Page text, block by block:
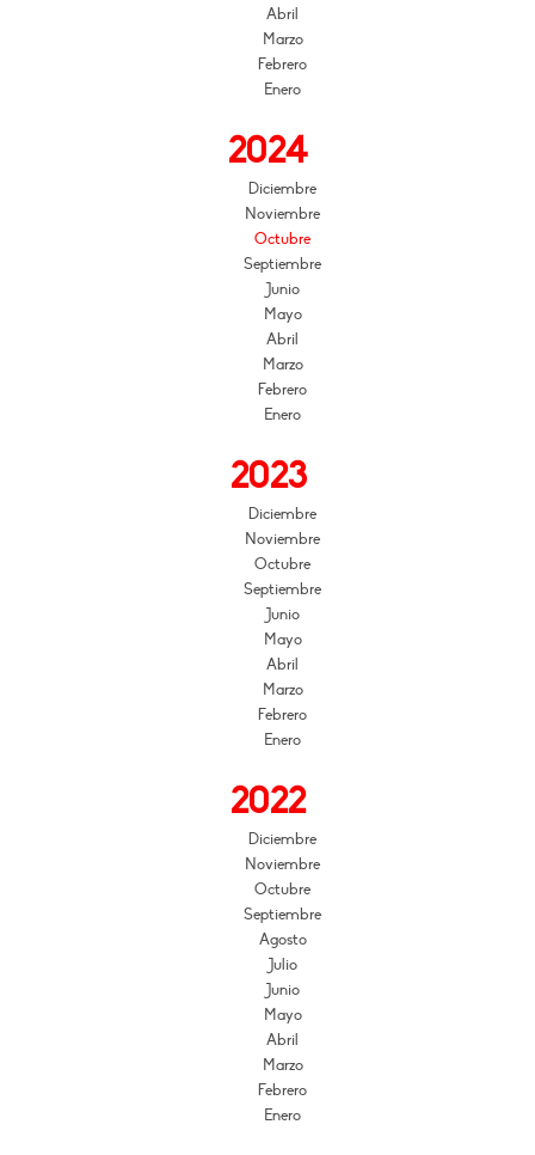
Abril
Marzo
Febrero
Enero
2024
Diciembre
Noviembre
Octubre
Septiembre
Junio
Mayo
Abril
Marzo
Febrero
Enero
2023
Diciembre
Noviembre
Octubre
Septiembre
Junio
Mayo
Abril
Marzo
Febrero
Enero
2022
Diciembre
Noviembre
Octubre
Septiembre
Agosto
Julio
Junio
Mayo
Abril
Marzo
Febrero
Enero